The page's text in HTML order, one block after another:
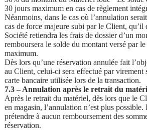
30 jours maximum en cas de règlement
Néanmoins, dans le cas où l’annulation
cas de force majeure subi par le Client, qu’il
Société retiendra les frais de dossier d’un
remboursera le solde du montant versé par
maximum.
Dès lors qu’une réservation annulée fait
au Client, celui-ci sera effectué par virement
carte bancaire utilisée lors de la transaction.
7.3 – Annulation après le retrait du
Après le retrait du matériel, dès lors que le
en magasin, l’annulation n’est plus
prétendre à aucun remboursement des
réservation.